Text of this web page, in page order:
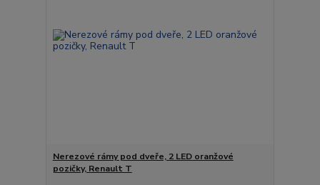
Nerezové rámy pod dveře, 2 LED oranžové
pozičky, Renault T